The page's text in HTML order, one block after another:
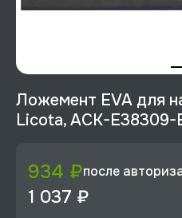
Ложемент EVA для
Licota, ACK-E38309-
934 ₽после
1 037 ₽